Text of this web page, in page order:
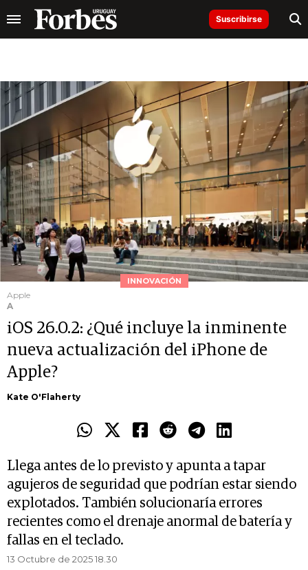
Suscribirse
INNOVACIÓN
Apple
A
iOS 26.0.2: ¿Qué incluye la inminente
nueva actualización del iPhone de
Apple?
Kate O'Flaherty
Llega antes de lo previsto y apunta a tapar
agujeros de seguridad que podrían estar siendo
explotados. También solucionaría errores
recientes como el drenaje anormal de batería y
fallas en el teclado.
13 Octubre de 2025 18.30